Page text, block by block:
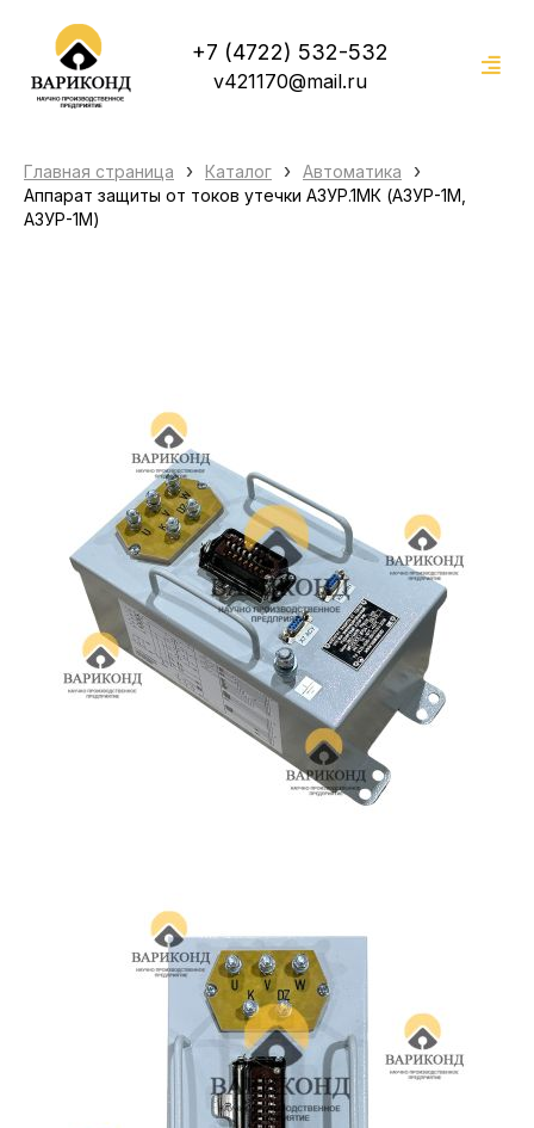
+7 (4722) 532-532
v421170@mail.ru
Главная страница › Каталог › Автоматика ›
Аппарат защиты от токов утечки АЗУР.1МК (АЗУР-1М,
АЗУР-1М)